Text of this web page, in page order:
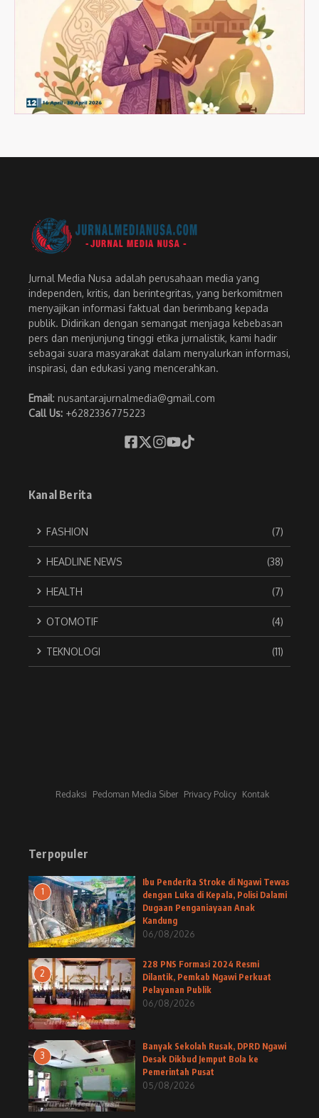
Jurnal Media Nusa adalah perusahaan media yang
independen, kritis, dan berintegritas, yang berkomitmen
menyajikan informasi faktual dan berimbang kepada
publik. Didirikan dengan semangat menjaga kebebasan
pers dan menjunjung tinggi etika jurnalistik, kami hadir
sebagai suara masyarakat dalam menyalurkan informasi,
inspirasi, dan edukasi yang mencerahkan.
Email: nusantarajurnalmedia@gmail.com
Call Us: +6282336775223
Kanal Berita
FASHION (7)
HEADLINE NEWS (38)
HEALTH (7)
OTOMOTIF (4)
TEKNOLOGI (11)
Redaksi Pedoman Media Siber Privacy Policy Kontak
Terpopuler
1
Ibu Penderita Stroke di Ngawi Tewas
dengan Luka di Kepala, Polisi Dalami
Dugaan Penganiayaan Anak
Kandung
06/08/2026
2
228 PNS Formasi 2024 Resmi
Dilantik, Pemkab Ngawi Perkuat
Pelayanan Publik
06/08/2026
3
Banyak Sekolah Rusak, DPRD Ngawi
Desak Dikbud Jemput Bola ke
Pemerintah Pusat
05/08/2026